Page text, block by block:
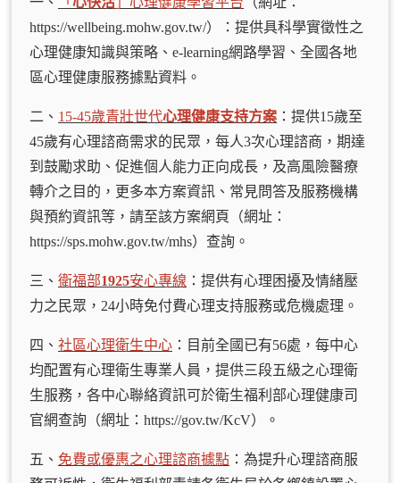
https://wellbeing.mohw.gov.tw/）：提供具科學實徵性之
心理健康知識與策略、e-learning網路學習、全國各地
區心理健康服務據點資料。
二、 15-45歲青壯世代心理健康支持方案 ：提供15歲至
45歲有心理諮商需求的民眾，每人3次心理諮商，期達
到鼓勵求助、促進個人能力正向成長，及高風險醫療
轉介之目的，更多本方案資訊、常見問答及服務機構
與預約資訊等，請至該方案網頁（網址：
https://sps.mohw.gov.tw/mhs）查詢。
三、 衛福部1925安心專線 ：提供有心理困擾及情緒壓
力之民眾，24小時免付費心理支持服務或危機處理。
四、 社區心理衛生中心 ：目前全國已有56處，每中心
均配置有心理衛生專業人員，提供三段五級之心理衛
生服務，各中心聯絡資訊可於衛生福利部心理健康司
官網查詢（網址：https://gov.tw/KcV）。
五、 免費或優惠之心理諮商據點 ：為提升心理諮商服